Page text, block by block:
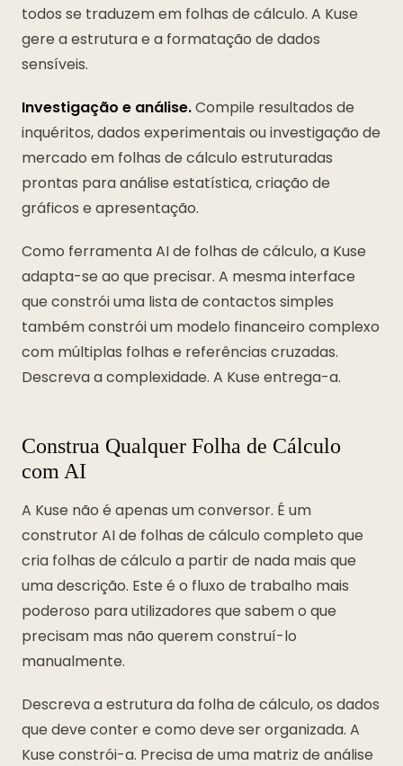
todos se traduzem em folhas de cálculo. A Kuse
gere a estrutura e a formatação de dados
sensíveis.
Investigação e análise.Compile resultados de
inquéritos, dados experimentais ou investigação de
mercado em folhas de cálculo estruturadas
prontas para análise estatística, criação de
gráficos e apresentação.
Como ferramenta AI de folhas de cálculo, a Kuse
adapta-se ao que precisar. A mesma interface
que constrói uma lista de contactos simples
também constrói um modelo financeiro complexo
com múltiplas folhas e referências cruzadas.
Descreva a complexidade. A Kuse entrega-a.
Construa Qualquer Folha de Cálculo
com AI
A Kuse não é apenas um conversor. É um
construtor AI de folhas de cálculo completo que
cria folhas de cálculo a partir de nada mais que
uma descrição. Este é o fluxo de trabalho mais
poderoso para utilizadores que sabem o que
precisam mas não querem construí-lo
manualmente.
Descreva a estrutura da folha de cálculo, os dados
que deve conter e como deve ser organizada. A
Kuse constrói-a. Precisa de uma matriz de análise